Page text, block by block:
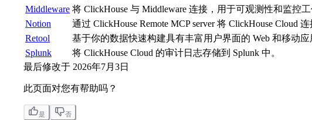
Middleware 将 ClickHouse 与 Middleware 连接，用于可观测性和监控工
Notion
通过 ClickHouse Remote MCP server 将 ClickHouse Cloud
Retool
基于你的数据快速构建具有丰富用户界面的 Web 和移动
Splunk
将 ClickHouse Cloud 的审计日志存储到 Splunk 中。
最后修改于 2026年7月3日
此页面对您有帮助吗？
是 否